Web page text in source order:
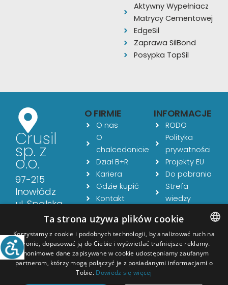
Aktywny Wypełniacz
Matrycy Cementowej
EdgeSil
Zaprawa SilBond
Posypka TopSil
Crusil
sp. z
o.o.
97-215
Inowłódz
ul. Spalska
NIP:
7732476088
O FIRMIE
O nas
O
chalcedonicie
Dział B+R
Kariera
Gdzie kupić
Kontakt
INFORMACJE
RODO
Polityka
prywatności
Projekty EU
Do pobrania
Strefa
wiedzy
POLISH
ENGLISH
GERMAN
Ta strona używa plików cookie
Korzystamy z cookie i podobnych technologii, by analizować ruch na
stronie, dopasować ją do Ciebie i wyświetlać trafniejsze reklamy.
Anonimowe dane zapisywane w cookie udostępniamy zaufanym
partnerom, którzy mogą połączyć je z posiadanymi informacjami o
Tobie. Dowiedz się więcej